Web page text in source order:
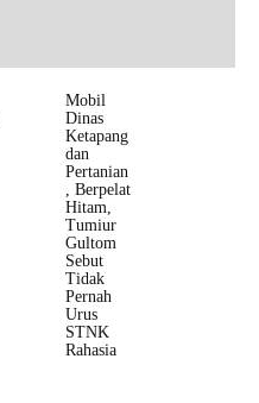
Mobil
Dinas
Ketapang
dan
Pertanian
, Berpelat
Hitam,
Tumiur
Gultom
Sebut
Tidak
Pernah
Urus
STNK
Rahasia